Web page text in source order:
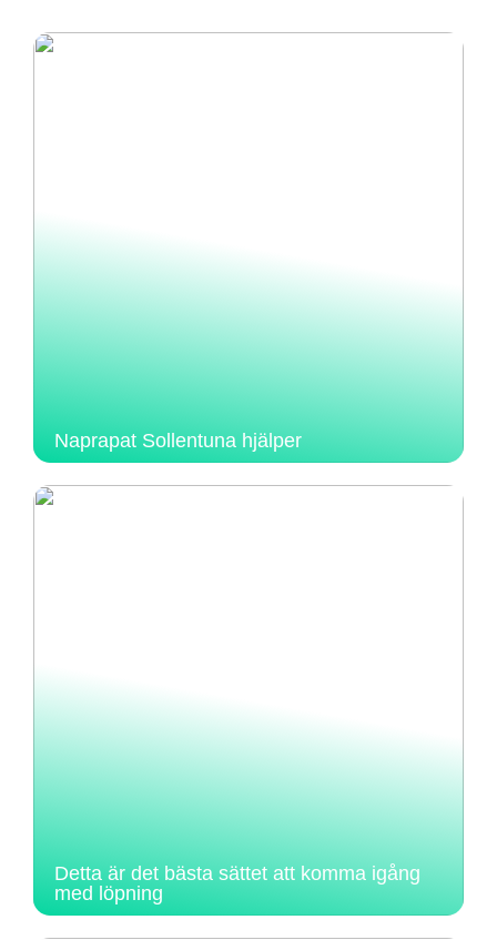
Naprapat Sollentuna hjälper
Detta är det bästa sättet att komma igång
med löpning